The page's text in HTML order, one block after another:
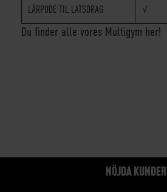
LÅRPUDE TIL LATSDRAG √
Du finder alle vores Multigym her!
NÖJDA KUNDER